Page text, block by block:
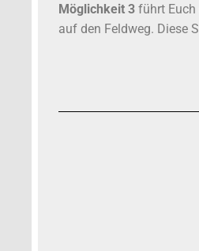
Möglichkeit 3 führt Euch
auf den Feldweg. Diese